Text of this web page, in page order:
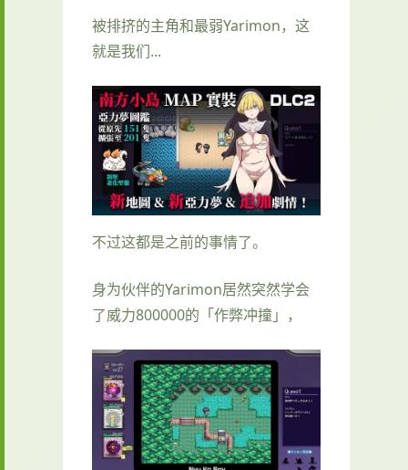
被排挤的主角和最弱Yarimon，这
就是我们...
不过这都是之前的事情了。
身为伙伴的Yarimon居然突然学会
了威力800000的「作弊冲撞」，